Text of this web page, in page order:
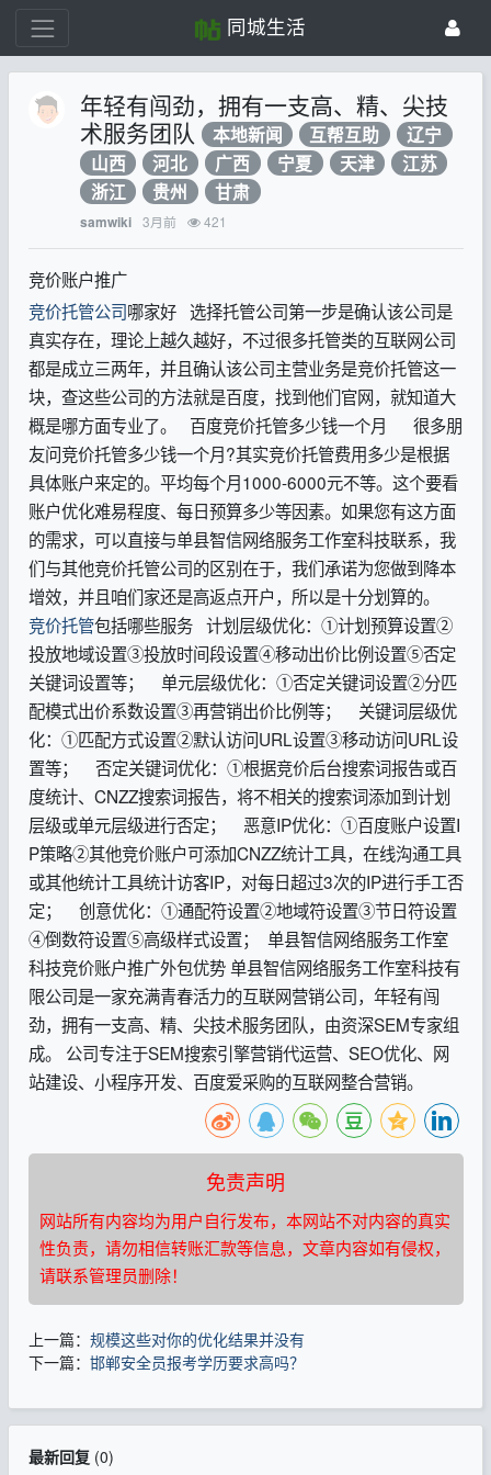
同城生活
年轻有闯劲，拥有一支高、精、尖技
术服务团队 本地新闻 互帮互助
辽宁
山西
河北 广西 宁夏 天津
江苏
浙江
贵州 甘肃
samwiki 3月前 421
竞价账户推广
竞价托管公司哪家好 选择托管公司第一步是确认该公司是
真实存在，理论上越久越好，不过很多托管类的互联网公司
都是成立三两年，并且确认该公司主营业务是竞价托管这一
块，查这些公司的方法就是百度，找到他们官网，就知道大
概是哪方面专业了。 百度竞价托管多少钱一个月 很多朋
友问竞价托管多少钱一个月?其实竞价托管费用多少是根据
具体账户来定的。平均每个月1000-6000元不等。这个要看
账户优化难易程度、每日预算多少等因素。如果您有这方面
的需求，可以直接与单县智信网络服务工作室科技联系，我
们与其他竞价托管公司的区别在于，我们承诺为您做到降本
增效，并且咱们家还是高返点开户，所以是十分划算的。
竞价托管包括哪些服务 计划层级优化：①计划预算设置②
投放地域设置③投放时间段设置④移动出价比例设置⑤否定
关键词设置等； 单元层级优化：①否定关键词设置②分匹
配模式出价系数设置③再营销出价比例等； 关键词层级优
化：①匹配方式设置②默认访问URL设置③移动访问URL设
置等； 否定关键词优化：①根据竞价后台搜索词报告或百
度统计、CNZZ搜索词报告，将不相关的搜索词添加到计划
层级或单元层级进行否定； 恶意IP优化：①百度账户设置I
P策略②其他竞价账户可添加CNZZ统计工具，在线沟通工具
或其他统计工具统计访客IP，对每日超过3次的IP进行手工否
定； 创意优化：①通配符设置②地域符设置③节日符设置
④倒数符设置⑤高级样式设置； 单县智信网络服务工作室
科技竞价账户推广外包优势 单县智信网络服务工作室科技有
限公司是一家充满青春活力的互联网营销公司，年轻有闯
劲，拥有一支高、精、尖技术服务团队，由资深SEM专家组
成。 公司专注于SEM搜索引擎营销代运营、SEO优化、网
站建设、小程序开发、百度爱采购的互联网整合营销。
免责声明
网站所有内容均为用户自行发布，本网站不对内容的真实
性负责，请勿相信转账汇款等信息，文章内容如有侵权，
请联系管理员删除！
上一篇： 规模这些对你的优化结果并没有
下一篇： 邯郸安全员报考学历要求高吗？
最新回复(0)